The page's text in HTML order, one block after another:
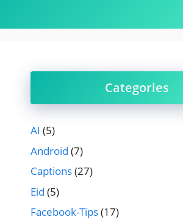
Categories
AI (5)
Android (7)
Captions(27)
Eid (5)
Facebook-Tips(17)